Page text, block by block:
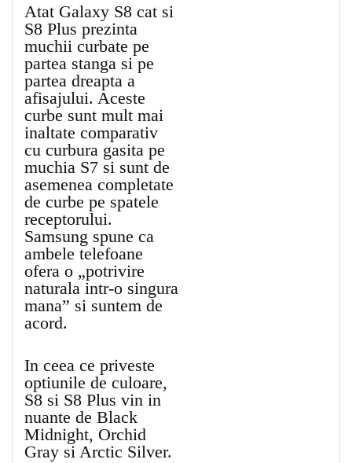
Atat Galaxy S8 cat si
S8 Plus prezinta
muchii curbate pe
partea stanga si pe
partea dreapta a
afisajului. Aceste
curbe sunt mult mai
inaltate comparativ
cu curbura gasita pe
muchia S7 si sunt de
asemenea completate
de curbe pe spatele
receptorului.
Samsung spune ca
ambele telefoane
ofera o „potrivire
naturala intr-o singura
mana” si suntem de
acord.
In ceea ce priveste
optiunile de culoare,
S8 si S8 Plus vin in
nuante de Black
Midnight, Orchid
Gray si Arctic Silver.